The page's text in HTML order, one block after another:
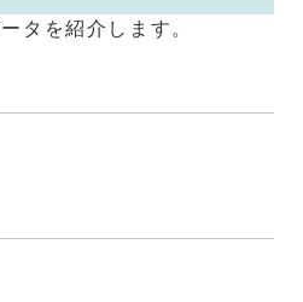
タを紹介します。